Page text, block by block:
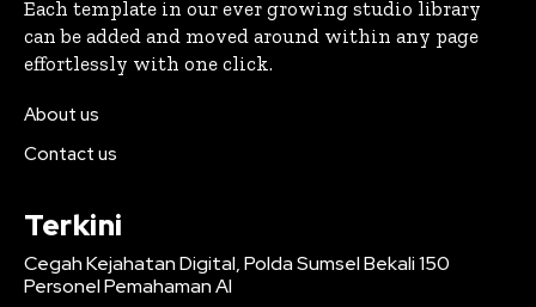
Each template in our ever growing studio library
can be added and moved around within any page
effortlessly with one click.
About us
Contact us
Terkini
Cegah Kejahatan Digital, Polda Sumsel Bekali 150
Personel Pemahaman AI